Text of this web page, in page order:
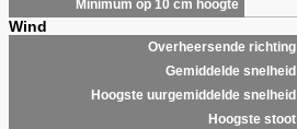
Minimum op 10 cm hoogte
Wind
Overheersende richting
Gemiddelde snelheid
Hoogste uurgemiddelde snelheid
Hoogste stoot